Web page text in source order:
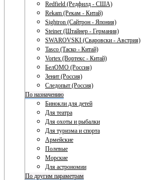
Redfield (Редфилд - США)
Rekam (Рекам - Китай)
Sightron (Сайтрон - Япония)
Steiner (Штайнер - Германия)
SWAROVSKI (Сваровски - Австрия)
Tasco (Таско - Китай)
Vortex (Вортекс - Китай)
БелОМО (Россия)
Зенит (Россия)
Следопыт (Россия)
По назначению
Бинокли для детей
Для театра
Для охоты и рыбалки
Для туризма и спорта
Армейские
Полевые
Морские
Для астрономии
По другим параметрам